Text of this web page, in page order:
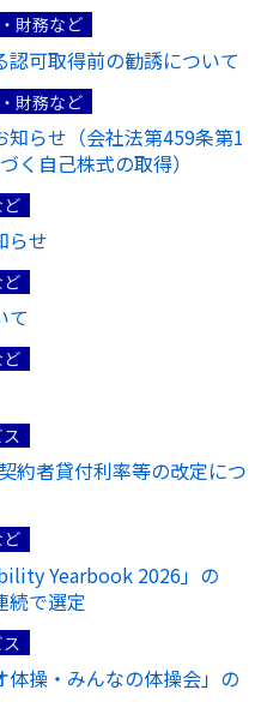
確認の取り組み
ビス
でかかる費用とは？
康と安心を手のひらに～
取り組み
ーシャルメディア
ティ
ービス向上の取組み
財務など
可取得前の勧誘について
財務など
らせ（会社法第459条第1
く自己株式の取得）
らせ
て
約者貸付利率等の改定につ
Yearbook 2026」の
続で選定
体操・みんなの体操会」の